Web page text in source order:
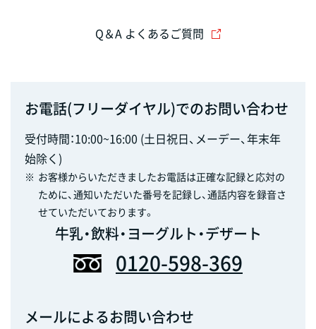
Q＆A よくあるご質問
お電話(フリーダイヤル)でのお問い合わせ
受付時間：10:00~16:00 (土日祝日、メーデー、年末年
始除く)
※ お客様からいただきましたお電話は正確な記録と応対の
ために、通知いただいた番号を記録し、通話内容を録音さ
せていただいております。
牛乳・飲料・ヨーグルト・デザート
0120-598-369
メールによるお問い合わせ